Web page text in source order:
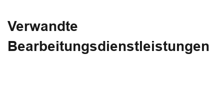
Verwandte
Bearbeitungsdienstleistungen